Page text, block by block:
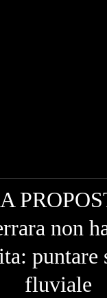
non
puntare
fluviale